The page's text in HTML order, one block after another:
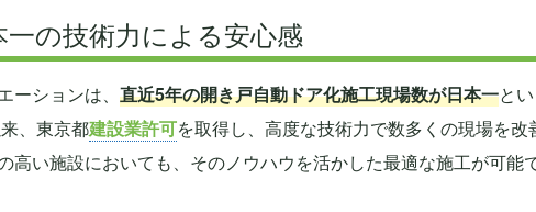
の技術力による安心感
ションは、 直近5年の開き戸自動ドア化施工現場数が日本一と
、東京都建設業許可を取得し、高度な技術力で数多くの現場を改
高い施設においても、そのノウハウを活かした最適な施工が可能で